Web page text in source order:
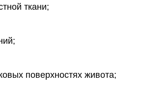
ткани;
поверхностях живота;